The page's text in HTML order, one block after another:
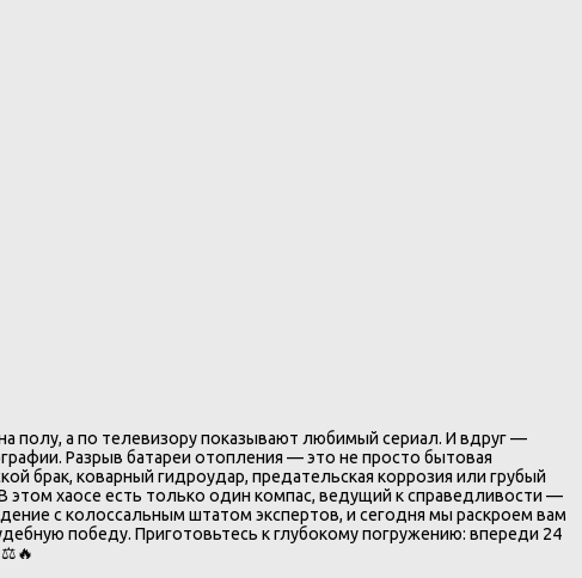
полу, а по телевизору показывают любимый сериал. И вдруг —
Разрыв батареи отопления — это не просто бытовая
брак, коварный гидроудар, предательская коррозия или грубый
этом хаосе есть только один компас, ведущий к справедливости —
с колоссальным штатом экспертов, и сегодня мы раскроем вам
победу. Приготовьтесь к глубокому погружению: впереди 24